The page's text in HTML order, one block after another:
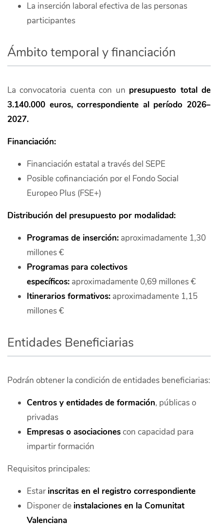
La inserción laboral efectiva de las personas
participantes
Ámbito temporal y financiación
La convocatoria cuenta con un presupuesto total de
3.140.000 euros, correspondiente al período 2026–
2027.
Financiación:
Financiación estatal a través del SEPE
Posible cofinanciación por el Fondo Social
Europeo Plus (FSE+)
Distribución del presupuesto por modalidad:
Programas de inserción: aproximadamente 1,30
millones €
Programas para colectivos
específicos: aproximadamente 0,69 millones €
Itinerarios formativos: aproximadamente 1,15
millones €
Entidades Beneficiarias
Podrán obtener la condición de entidades beneficiarias:
Centros y entidades de formación, públicas o
privadas
Empresas o asociacionescon capacidad para
impartir formación
Requisitos principales:
Estar inscritas en el registro correspondiente
Disponer de instalaciones en la Comunitat
Valenciana